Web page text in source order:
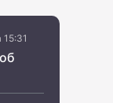
15:31